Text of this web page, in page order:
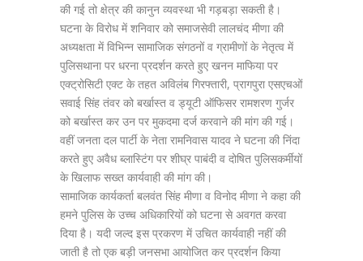
की गई तो क्षेत्र की कानुन व्यवस्था भी गड़बड़ा सकती है।
घटना के विरोध में शनिवार को समाजसेवी लालचंद मीणा की
अध्यक्षता में विभिन्न सामाजिक संगठनों व ग्रामीणों के नेतृत्व में
पुलिसथाना पर धरना प्रदर्शन करते हुए खनन माफिया पर
एक्ट्रोसिटी एक्ट के तहत अविलंब गिरफ्तारी, प्रागपुरा एसएचओं
सवाई सिंह तंवर को बर्खास्त व ड्यूटी ऑफिसर रामशरण गुर्जर
को बर्खास्त कर उन पर मुकदमा दर्ज करवाने की मांग की गई।
वहीं जनता दल पार्टी के नेता रामनिवास यादव ने घटना की निंदा
करते हुए अवैध ब्लास्टिंग पर शीघ्र पाबंदी व दोषित पुलिसकर्मीयों
के खिलाफ सख्त कार्यवाही की मांग की।
सामाजिक कार्यकर्ता बलवंत सिंह मीणा व विनोद मीणा ने कहा की
हमने पुलिस के उच्च अधिकारियों को घटना से अवगत करवा
दिया है। यदी जल्द इस प्रकरण में उचित कार्यवाही नहीं की
जाती है तो एक बड़ी जनसभा आयोजित कर प्रदर्शन किया